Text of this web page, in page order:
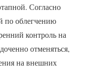
Согласно
по облегчению
контроль на
отменяться,
на внешних